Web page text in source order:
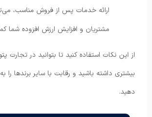
ارائه خدمات پس از فروش مناسب،
مشتریان و افزایش ارزش افزوده شما
از این نکات استفاده کنید تا بتوانید در تجارت
بیشتری داشته باشید و رقابت با سایر برندها را
دهید.